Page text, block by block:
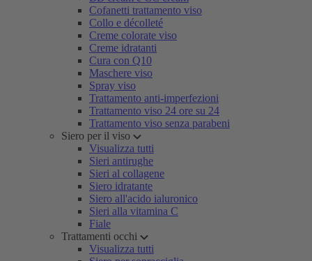
Cofanetti trattamento viso
Collo e décolleté
Creme colorate viso
Creme idratanti
Cura con Q10
Maschere viso
Spray viso
Trattamento anti-imperfezioni
Trattamento viso 24 ore su 24
Trattamento viso senza parabeni
Siero per il viso
Visualizza tutti
Sieri antirughe
Sieri al collagene
Siero idratante
Siero all'acido ialuronico
Sieri alla vitamina C
Fiale
Trattamenti occhi
Visualizza tutti